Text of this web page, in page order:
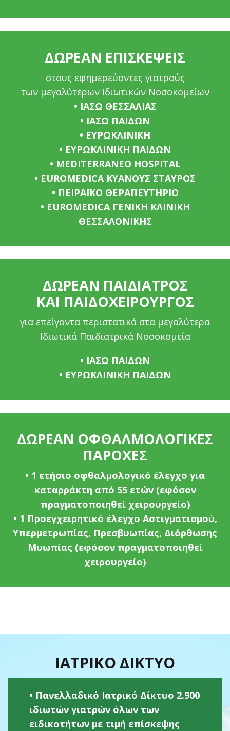
ΔΩΡΕΑΝ ΕΠΙΣΚΕΨΕΙΣ
στους εφημερεύοντες γιατρούς
των μεγαλύτερων Ιδιωτικών Νοσοκομείων
• ΙΑΣΩ ΘΕΣΣΑΛΙΑΣ
• ΙΑΣΩ ΠΑΙΔΩΝ
• ΕΥΡΩΚΛΙΝΙΚΗ
• ΕΥΡΩΚΛΙΝΙΚΗ ΠΑΙΔΩΝ
• MEDITERRANEO HOSPITAL
• EUROMEDICA ΚΥΑΝΟΥΣ ΣΤΑΥΡΟΣ
• ΠΕΙΡΑΪΚΟ ΘΕΡΑΠΕΥΤΗΡΙΟ
• EUROMEDICA ΓΕΝΙΚΗ ΚΛΙΝΙΚΗ
ΘΕΣΣΑΛΟΝΙΚΗΣ
ΔΩΡΕΑΝ ΠΑΙΔΙΑΤΡΟΣ
ΚΑΙ ΠΑΙΔΟΧΕΙΡΟΥΡΓΟΣ
για επείγοντα περιστατικά στα μεγαλύτερα
Ιδιωτικά Παιδιατρικά Νοσοκομεία
• ΙΑΣΩ ΠΑΙΔΩΝ
• ΕΥΡΩΚΛΙΝΙΚΗ ΠΑΙΔΩΝ
ΔΩΡΕΑΝ ΟΦΘΑΛΜΟΛΟΓΙΚΕΣ
ΠΑΡΟΧΕΣ
• 1 ετήσιο οφθαλμολογικό έλεγχο για
καταρράκτη από 55 ετών (εφόσον
πραγματοποιηθεί χειρουργείο)
• 1 Προεγχειρητικό έλεγχο Αστιγματισμού,
Υπερμετρωπίας, Πρεσβυωπίας, Διόρθωσης
Μυωπίας (εφόσον πραγματοποιηθεί
χειρουργείο)
ΙΑΤΡΙΚΟ ΔΙΚΤΥΟ
• Πανελλαδικό Ιατρικό Δίκτυο 2.900
ιδιωτών γιατρών όλων των
ειδικοτήτων με τιμή επίσκεψης